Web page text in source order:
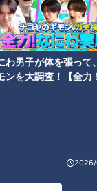
わ男子が体を張って
ンを大調査！【全力
2026/
島市だけ愛されフ
寿司』をいただき
ント！】